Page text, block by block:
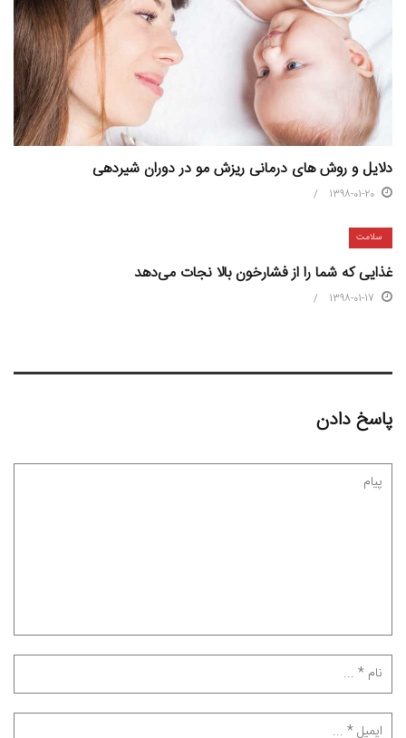
دلایل و روش های درمانی ریزش مو در دوران شیردهی
1398-01-20
سلامت
غذایی که شما را از فشارخون بالا نجات می‌دهد
1398-01-17
پاسخ دادن